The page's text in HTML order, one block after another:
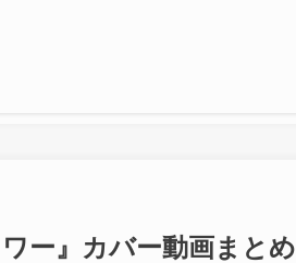
ー』カバー動画まとめ